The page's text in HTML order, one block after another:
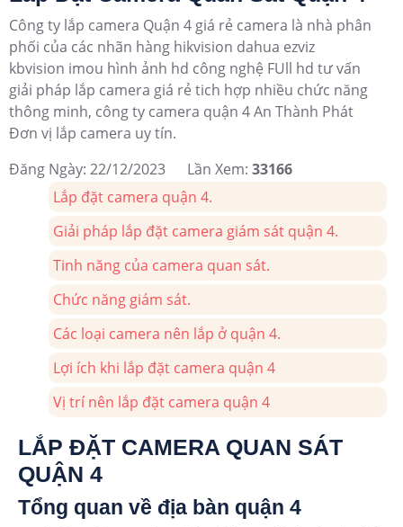
Công ty lắp camera Quận 4 giá rẻ camera là nhà phân
phối của các nhãn hàng hikvision dahua ezviz
kbvision imou hình ảnh hd công nghệ FUll hd tư vấn
giải pháp lắp camera giá rẻ tich hợp nhiều chức năng
thông minh, công ty camera quận 4 An Thành Phát
Đơn vị lắp camera uy tín.
Đăng Ngày: 22/12/2023
Lần Xem: 33166
Lắp đặt camera quận 4.
Giải pháp lắp đặt camera giám sát quận 4.
Tinh năng của camera quan sát.
Chức năng giám sát.
Các loại camera nên lắp ở quận 4.
Lợi ích khi lắp đặt camera quận 4
Vị trí nên lắp đặt camera quận 4
LẮP ĐẶT CAMERA QUAN SÁT
QUẬN 4
Tổng quan về địa bàn quận 4